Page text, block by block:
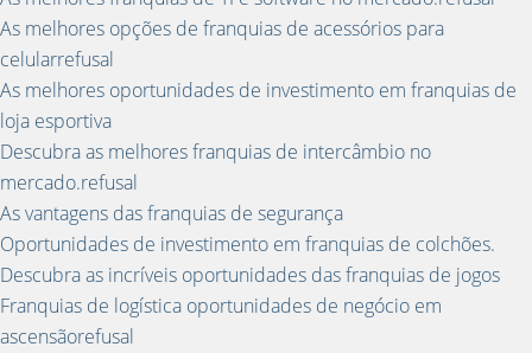
As melhores opções de franquias de acessórios para
celularrefusal
As melhores oportunidades de investimento em franquias de
loja esportiva
Descubra as melhores franquias de intercâmbio no
mercado.refusal
As vantagens das franquias de segurança
Oportunidades de investimento em franquias de colchões.
Descubra as incríveis oportunidades das franquias de jogos
Franquias de logística oportunidades de negócio em
ascensãorefusal